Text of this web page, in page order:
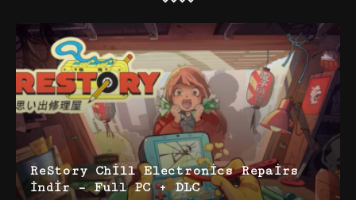
ReStory Chill Electronics Repairs
İndir – Full PC + DLC